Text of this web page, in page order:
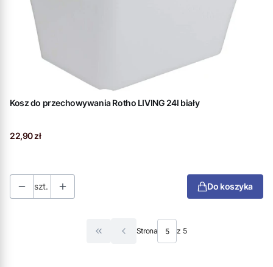
Kosz do przechowywania Rotho LIVING 24l biały
Cena
22,90 zł
szt. Do koszyka
Wróć do pierwszej strony z produktami
Strona z 5